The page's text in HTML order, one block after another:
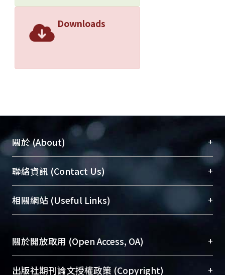
Downloads
關於 (About) +
臺大位居世界頂尖大學之列，為永久珍藏及向國際
展現本校豐碩的研究成果及學術能量，圖書館整合
機構典藏（NTUR）與學術庫（AH）不同功能平
台，成為臺大學術典藏NTU scholars。期能整合研
究能量、促進交流合作、保存學術產出、推廣研究
成果。
To permanently archive and promote researcher
profiles and scholarly works, Library integrates the
聯絡資訊 (Contact Us) +
總館學科館員(Main Library)
醫學圖書館學科館員(Medical Library)
Sciences Library)
相關網站 (Useful Links) +
關於開放取用 (Open Access, OA) +
開放取用是從使用者角度提升資訊取用性的社會運
出版社期刊論文授權政策 (Copyright) +